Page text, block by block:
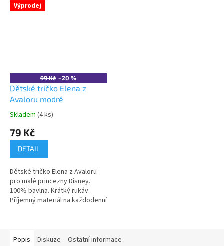
Výprodej
99 Kč –20 %
Dětské tričko Elena z
Avaloru modré
Průměrné
produktu
5
hvězdiček.
Skladem (4 ks)
79 Kč
DETAIL
Dětské tričko Elena z Avaloru
pro malé princezny Disney.
100% bavlna. Krátký rukáv.
Příjemný materiál na každodenní
Popis
Diskuze Ostatní informace